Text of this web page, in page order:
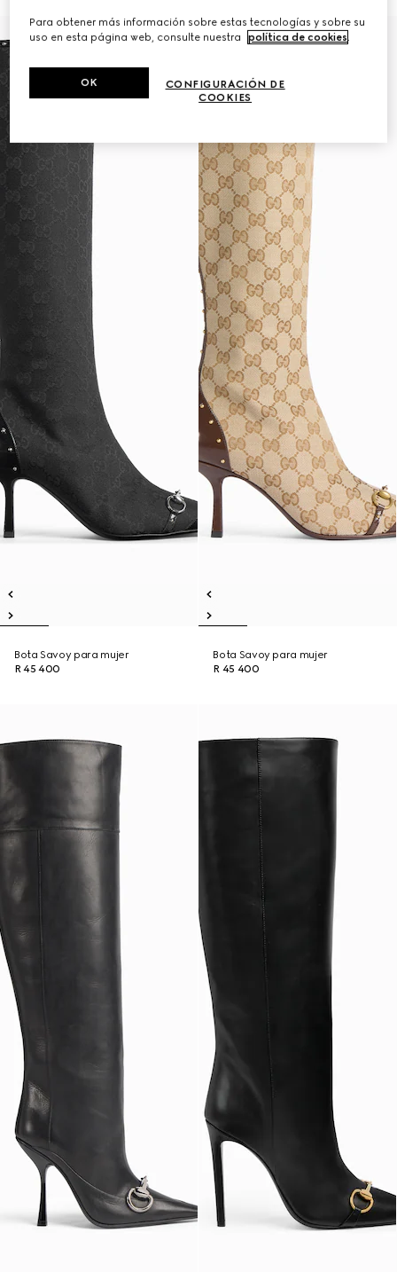
Bota Savoy para mujer
R 45 400
Bota Savoy para mujer
R 45 400
Para obtener más información sobre estas tecnologías y sobre su
uso en esta página web, consulte nuestra
política de cookies.
CONFIGURACIÓN DE
COOKIES
OK